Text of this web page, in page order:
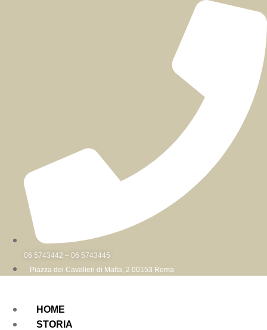
06 5743442 – 06 5743445
Piazza dei Cavalieri di Malta, 2 00153 Roma
HOME
STORIA